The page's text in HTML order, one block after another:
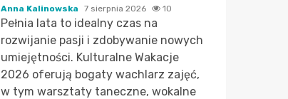
Anna Kalinowska 7 sierpnia 2026 10
Pełnia lata to idealny czas na
rozwijanie pasji i zdobywanie nowych
umiejętności. Kulturalne Wakacje
2026 oferują bogaty wachlarz zajęć,
w tym warsztaty taneczne, wokalne